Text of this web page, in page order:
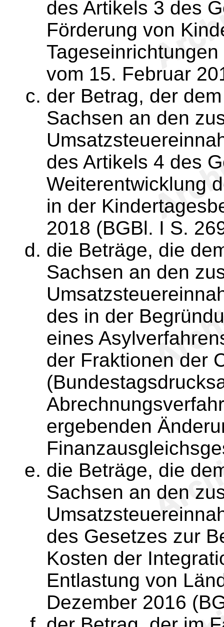
des Artikels 3 des
Förderung von
vom 15. Februar
der Betrag, der
Sachsen an den
des Artikels 4 des
Weiterentwicklung
in der
2018 (BGBl. I S.
die Beträge, die
Sachsen an den
des in der
eines
der Fraktionen der
ergebenden
die Beträge, die
Sachsen an den
des Gesetzes zur
Kosten der
Entlastung von
Dezember 2016